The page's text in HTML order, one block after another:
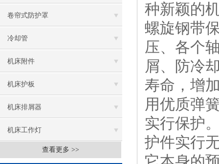
卷帘式防护罩
冷却管
机床附件
机床护板
机床排屑器
机床工作灯
查看更多 >>
种新颖的
螺旋钢带
压、各个
屑、防冷
寿命，增
用优质弹
实行保护
护件实行